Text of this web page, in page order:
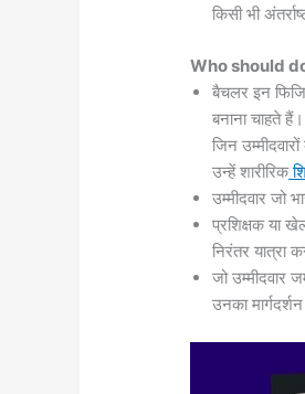
किसी भी
Who should
बैचलर इन
बनाना चाहते हैं।
जिन
उन्हें शारीरिक
उम्मीदवार जो
प्रशिक्षक या
निरंतर यात्रा
जो उम्मीदवार
उनका